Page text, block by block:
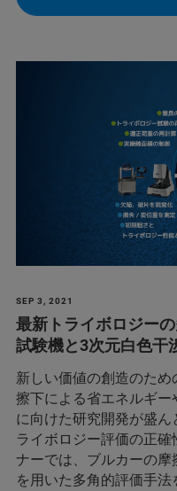
SEP 3, 2021
最新トライボロジー
試験機と3次元白色干
新しい価値の創造のた
擦下による省エネルギ
に向けた研究開発が盛ん
ライボロジー評価の正
ナーでは、ブルカーの
を用いた多角的評価手